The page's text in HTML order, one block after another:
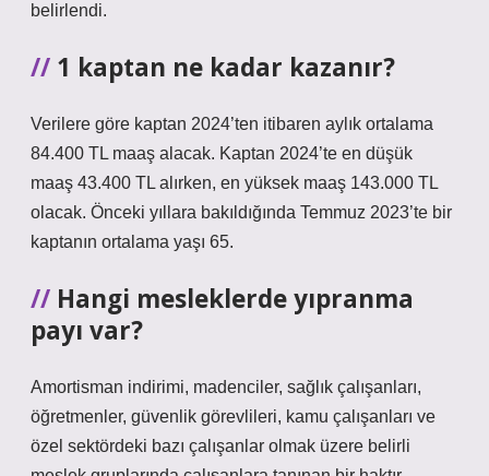
belirlendi.
1 kaptan ne kadar kazanır?
Verilere göre kaptan 2024’ten itibaren aylık ortalama
84.400 TL maaş alacak. Kaptan 2024’te en düşük
maaş 43.400 TL alırken, en yüksek maaş 143.000 TL
olacak. Önceki yıllara bakıldığında Temmuz 2023’te bir
kaptanın ortalama yaşı 65.
Hangi mesleklerde yıpranma
payı var?
Amortisman indirimi, madenciler, sağlık çalışanları,
öğretmenler, güvenlik görevlileri, kamu çalışanları ve
özel sektördeki bazı çalışanlar olmak üzere belirli